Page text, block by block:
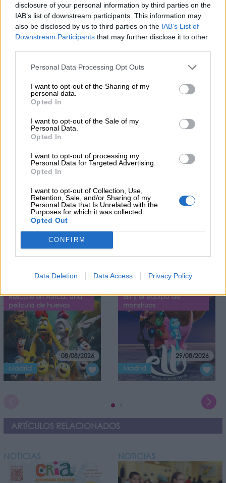
disclosure of your personal information by third parties on the
IAB’s list of downstream participants. This information may
also be disclosed by us to third parties on the IAB’s List of
Downstream Participants that may further disclose it to other
Personal Data Processing Opt Outs
I want to opt-out of the Sharing of my
personal data.
Opted In
I want to opt-out of the Sale of my
Personal Data.
Opted In
I want to opt-out of processing my
Personal Data for Targeted Advertising.
Opted In
I want to opt-out of Collection, Use,
Retention, Sale, and/or Sharing of my
Personal Data that Is Unrelated with the
Purposes for which it was collected.
Opted Out
CONFIRM
Data Deletion Data Access Privacy Policy
soñar despierto
¿Qué te ha parecido? Comparte tu opinión:
Sólo los usuarios registrados pueden escribir comentarios
He leído y acepto lascondiciones y la política de privacidad
0 Valoraciones
OTROS EVENTOS QUE TE PUEDEN INTERESAR
Rescate en África. Una
película de huevos
08/08/2026
Madrid
Elli y el equipo de
monstruos
29/08/2026
Madrid
ARTÍCULOS RELACIONADOS
NOTICIAS NOTICIAS